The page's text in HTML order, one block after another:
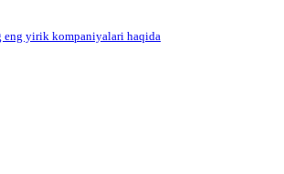
eng yirik kompaniyalari haqida